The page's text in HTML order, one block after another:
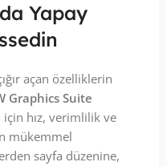
Yapay
açan özelliklerin
Graphics Suite
için hız, verimlilik ve
mükemmel
sayfa düzenine,